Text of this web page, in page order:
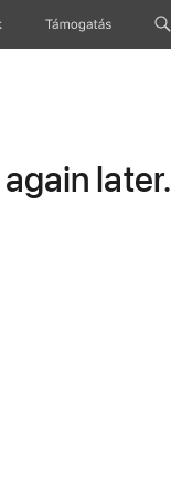
Támogatás
later.